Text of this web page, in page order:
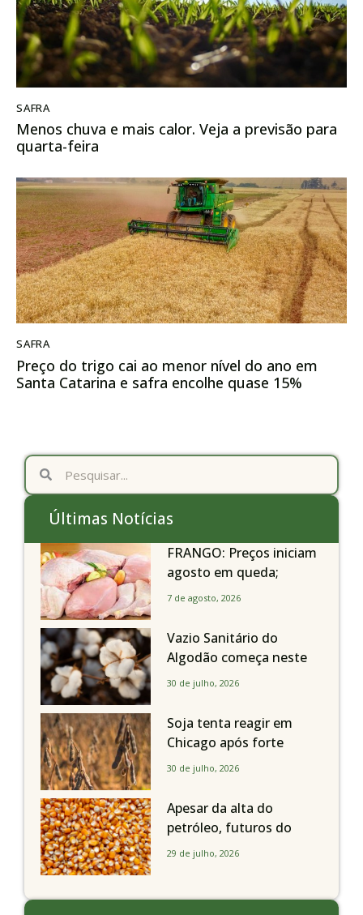
SAFRA
Menos chuva e mais calor. Veja a previsão para
quarta-feira
SAFRA
Preço do trigo cai ao menor nível do ano em
Santa Catarina e safra encolhe quase 15%
Últimas Notícias
FRANGO: Preços iniciam
agosto em queda;
exportações avançam
7 de agosto, 2026
Vazio Sanitário do
Algodão começa neste
sábado, dia 1º de agosto,
Paulo
30 de julho, 2026
Soja tenta reagir em
Chicago após forte
liquidação; portos
de R$ 150/sc
30 de julho, 2026
Apesar da alta do
petróleo, futuros do
milho recuam em
29 de julho, 2026